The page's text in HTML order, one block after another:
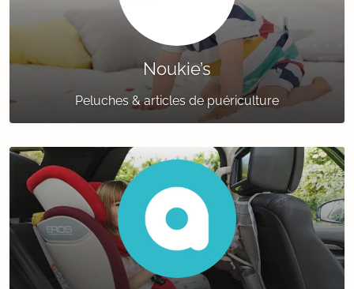
Noukie’s
Peluches & articles de puériculture